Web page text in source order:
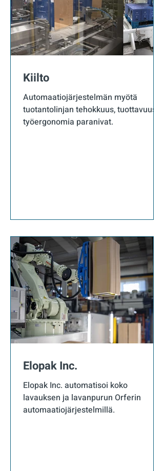
Kiilto
Automaatiojärjestelmän myötä
tuotantolinjan tehokkuus, tuottavuus ja
työergonomia paranivat.
Elopak Inc.
Elopak Inc. automatisoi koko
lavauksen ja lavanpurun Orferin
automaatiojärjestelmillä.